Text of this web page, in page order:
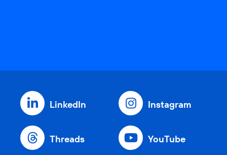
LinkedIn Instagram
Threads YouTube